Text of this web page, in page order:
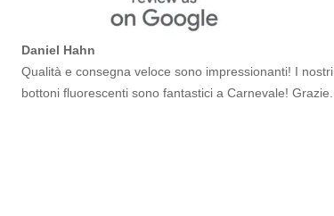
Daniel Hahn
Qualità e consegna veloce sono impressionanti! I nostri
bottoni fluorescenti sono fantastici a Carnevale! Grazie.